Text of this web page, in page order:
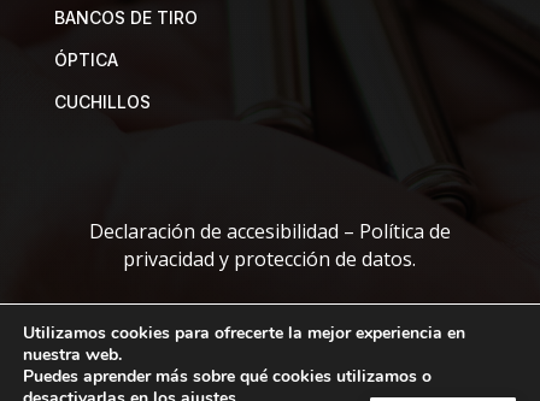
BANCOS DE TIRO
ÓPTICA
CUCHILLOS
Declaración de accesibilidad – Política de
privacidad y protección de datos.
Copyright © 2026 a-izquierdo. Todos los derechos
reservados.
Utilizamos cookies para ofrecerte la mejor experiencia en
nuestra web.
Puedes aprender más sobre qué cookies utilizamos o